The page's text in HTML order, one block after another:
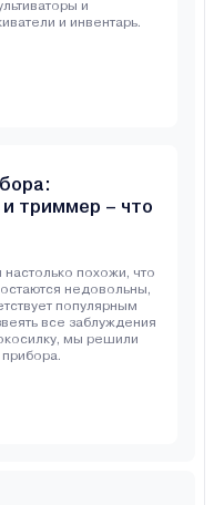
и
и инвентарь.
и триммер – что
похожи, что
недовольны,
популярным
все заблуждения
мы решили
прибора.